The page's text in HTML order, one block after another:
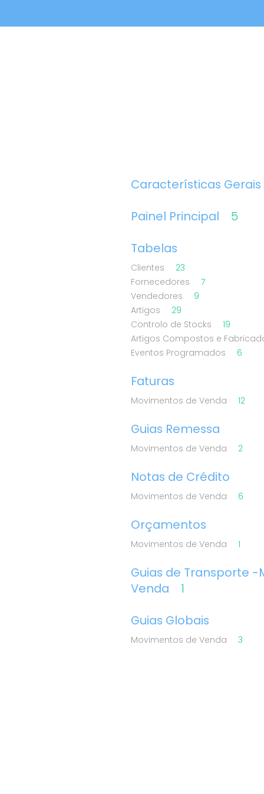
Características Gerais
Painel Principal
5
Tabelas
Clientes
23
Fornecedores
7
Vendedores
9
Artigos
29
Controlo de Stocks
19
Artigos Compostos e
Eventos Programados
6
Faturas
Movimentos de Venda 12
Guias Remessa
Movimentos de Venda 2
Notas de Crédito
Movimentos de Venda 6
Orçamentos
Movimentos de Venda 1
Guias de Transporte
Venda
1
Guias Globais
Movimentos de Venda 3